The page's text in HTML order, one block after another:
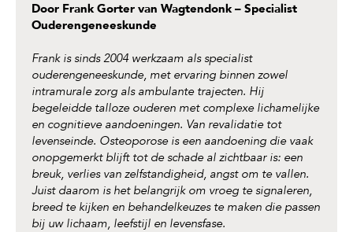
Door Frank Gorter van Wagtendonk – Specialist
Ouderengeneeskunde
Frank is sinds 2004 werkzaam als specialist
ouderengeneeskunde, met ervaring binnen zowel
intramurale zorg als ambulante trajecten. Hij
begeleidde talloze ouderen met complexe lichamelijke
en cognitieve aandoeningen. Van revalidatie tot
levenseinde. Osteoporose is een aandoening die vaak
onopgemerkt blijft tot de schade al zichtbaar is: een
breuk, verlies van zelfstandigheid, angst om te vallen.
Juist daarom is het belangrijk om vroeg te signaleren,
breed te kijken en behandelkeuzes te maken die passen
bij uw lichaam, leefstijl en levensfase.